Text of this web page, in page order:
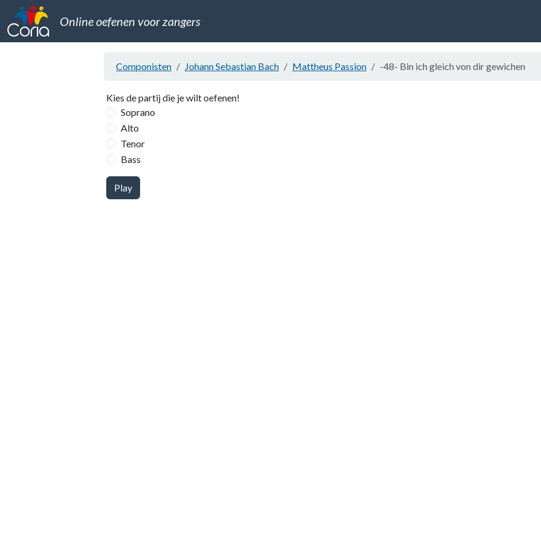
Online oefenen voor zangers
Componisten Johann Sebastian Bach Mattheus Passion -48- Bin ich gleich von dir gewichen
Kies de partij die je wilt oefenen!
Soprano
Alto
Tenor
Bass
Play